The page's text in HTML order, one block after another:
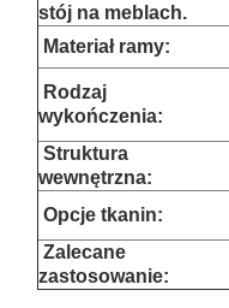
stój na meblach.
Materiał ramy:
Rodzaj
wykończenia:
Struktura
wewnętrzna:
Opcje tkanin:
Zalecane
zastosowanie: